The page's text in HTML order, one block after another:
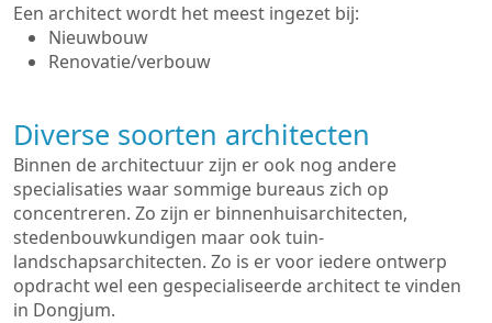
Een architect wordt het meest ingezet bij:
Nieuwbouw
Renovatie/verbouw
Diverse soorten architecten
Binnen de architectuur zijn er ook nog andere
specialisaties waar sommige bureaus zich op
concentreren. Zo zijn er binnenhuisarchitecten,
stedenbouwkundigen maar ook tuin-
landschapsarchitecten. Zo is er voor iedere ontwerp
opdracht wel een gespecialiseerde architect te vinden
in Dongjum.